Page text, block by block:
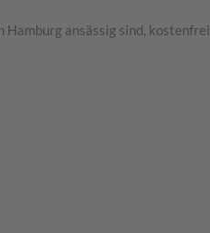
Hamburg ansässig sind, kostenfrei